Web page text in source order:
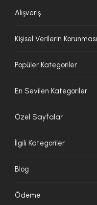
Alışveriş
Kişisel Verilerin Korunması
Popüler Kategoriler
En Sevilen Kategoriler
Özel Sayfalar
İlgili Kategoriler
Blog
Ödeme